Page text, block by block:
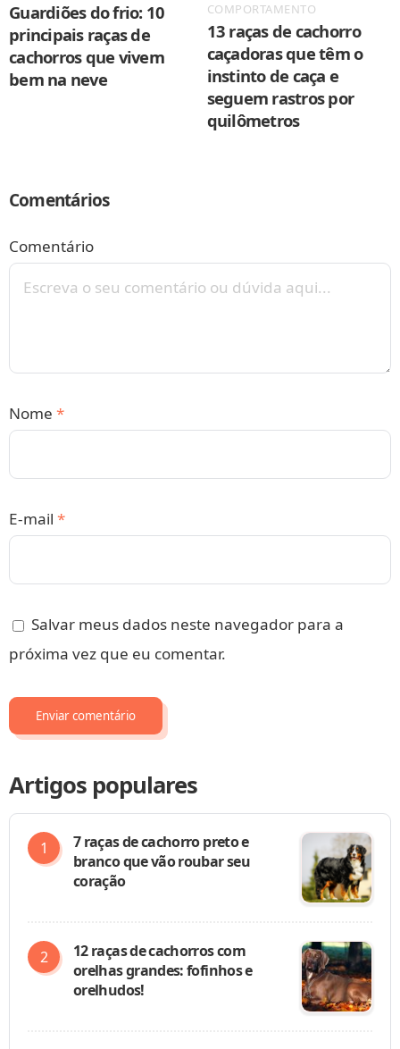
Guardiões do frio: 10
principais raças de
cachorros que vivem
bem na neve
COMPORTAMENTO
13 raças de cachorro
caçadoras que têm o
instinto de caça e
seguem rastros por
quilômetros
Comentários
Comentário
Nome *
E-mail *
Salvar meus dados neste navegador para a
próxima vez que eu comentar.
Artigos populares
7 raças de cachorro preto e
branco que vão roubar seu
coração
12 raças de cachorros com
orelhas grandes: fofinhos e
orelhudos!